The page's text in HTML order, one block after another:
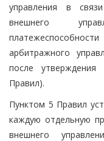
управления в
внешнего
арбитражного
после
Правил).
Пунктом 5 Правил
каждую отдельную
внешнего